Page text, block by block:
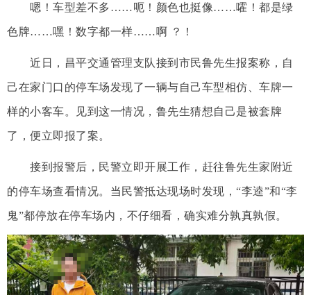
嗯！车型差不多……呃！颜色也挺像……嚯！都是绿
色牌……嘿！数字都一样……啊 ？！
近日，昌平交通管理支队接到市民鲁先生报案称，自
己在家门口的停车场发现了一辆与自己车型相仿、车牌一
样的小客车。见到这一情况，鲁先生猜想自己是被套牌
了，便立即报了案。
接到报警后，民警立即开展工作，赶往鲁先生家附近
的停车场查看情况。当民警抵达现场时发现，“李逵”和“李
鬼”都停放在停车场内，不仔细看，确实难分孰真孰假。